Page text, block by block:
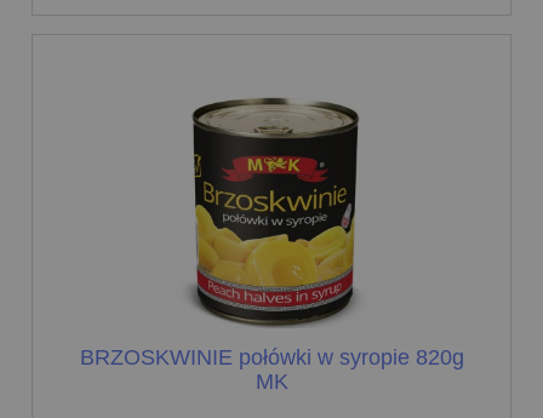
BRZOSKWINIE połówki w syropie 820g
MK